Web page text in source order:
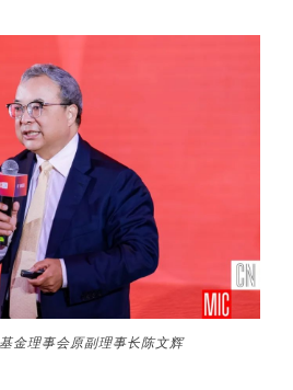
金理事会原副理事长陈文辉